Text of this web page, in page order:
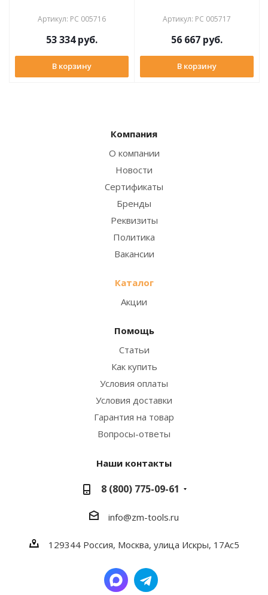
Артикул: РС 005716
53 334руб.
В корзину
Артикул: РС 005717
56 667 руб.
В корзину
Компания
О компании
Новости
Сертификаты
Бренды
Реквизиты
Политика
Вакансии
Каталог
Акции
Помощь
Статьи
Как купить
Условия оплаты
Условия доставки
Гарантия на товар
Вопросы-ответы
Наши контакты
8 (800) 775-09-61
info@zm-tools.ru
129344 Россия, Москва, улица Искры, 17Ас5